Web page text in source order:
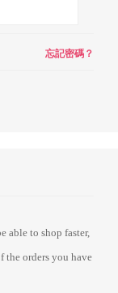
忘記密碼？
able to shop faster,
the orders you have